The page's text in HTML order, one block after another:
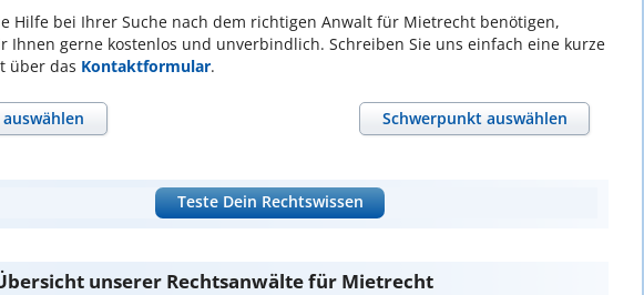
Hilfe bei Ihrer Suche nach dem richtigen Anwalt für Mietrecht benötigen,
Ihnen gerne kostenlos und unverbindlich. Schreiben Sie uns einfach eine kurze
über das Kontaktformular.
Schwerpunkt auswählen
Teste Dein Rechtswissen
unserer Rechtsanwälte für Mietrecht